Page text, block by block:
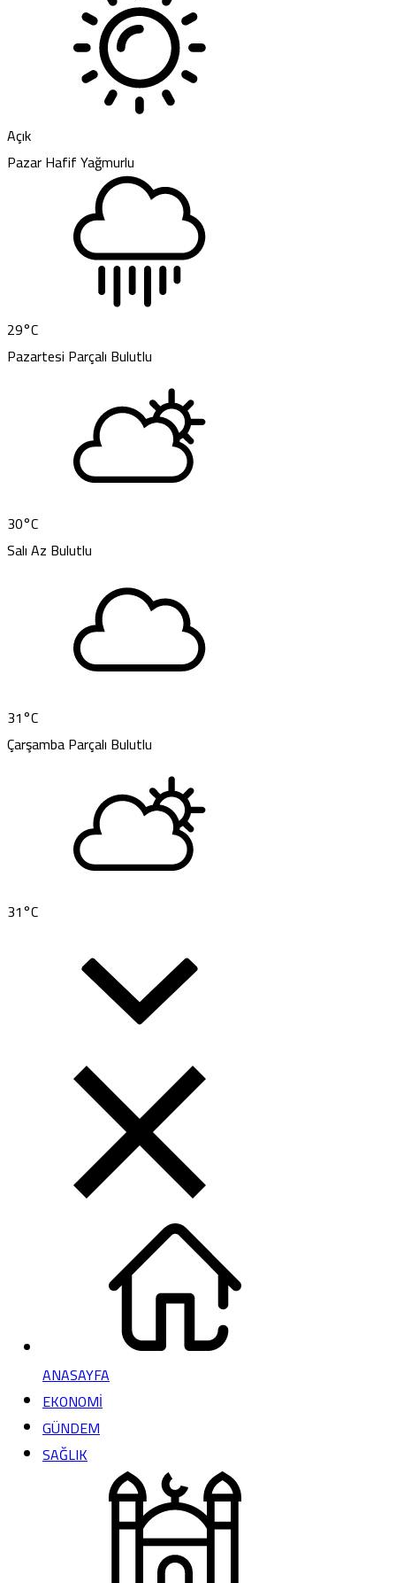
Açık
PazarHafif Yağmurlu
29°C
Pazartesi Parçalı Bulutlu
30°C
SalıAz Bulutlu
31°C
ÇarşambaParçalı Bulutlu
31°C
ANASAYFA
EKONOMİ
GÜNDEM
SAĞLIK